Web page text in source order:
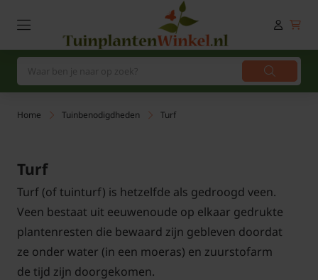
Home Tuinbenodigdheden Turf
Turf
Turf (of tuinturf) is hetzelfde als gedroogd veen.
Veen bestaat uit eeuwenoude op elkaar gedrukte
plantenresten die bewaard zijn gebleven doordat
ze onder water (in een moeras) en zuurstofarm
de tijd zijn doorgekomen.